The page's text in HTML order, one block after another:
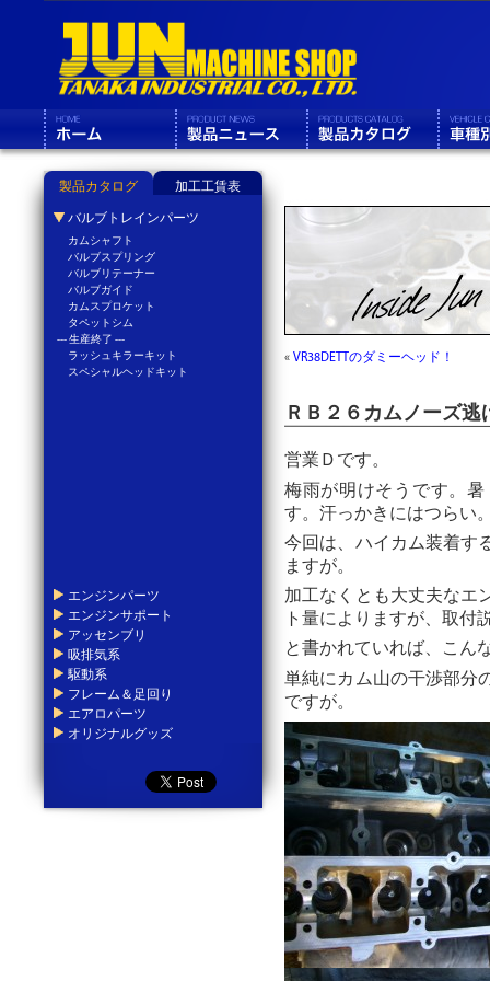
« VR38DETTのダミーヘッド！
ＲＢ２６カムノーズ逃
営業Ｄです。
梅雨が明けそうです。
す。汗っかきにはつらい
今回は、ハイカム装着す
ますが。
加工なくとも大丈夫なエ
ト量によりますが、取付
と書かれていれば、こん
単純にカム山の干渉部分
ですが。
製品カタログ 加工工賃表
バルブトレインパーツ
カムシャフト
バルブスプリング
バルブリテーナー
バルブガイド
カムスプロケット
タペットシム
--- 生産終了 ---
ラッシュキラーキット
スペシャルヘッドキット
エンジンパーツ
エンジンサポート
アッセンブリ
吸排気系
駆動系
フレーム＆足回り
エアロパーツ
オリジナルグッズ